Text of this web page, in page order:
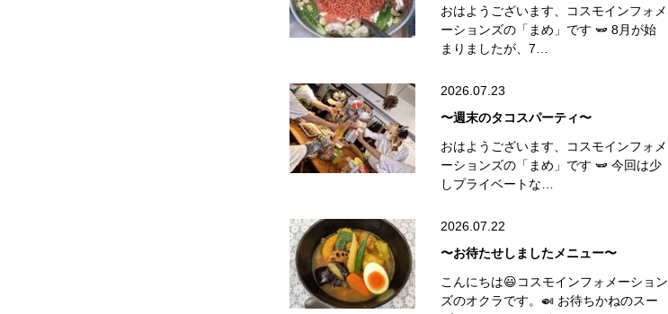
おはようございます、コスモインフォメ
ーションズの「まめ」です 🫛 8月が始
まりましたが、7…
2026.07.23
〜週末のタコスパーティ〜
おはようございます、コスモインフォメ
ーションズの「まめ」です 🫛 今回は少
しプライベートな…
2026.07.22
〜お待たせしましたメニュー〜
こんにちは😃コスモインフォメーション
ズのオクラです。🍛 お待ちかねのスー